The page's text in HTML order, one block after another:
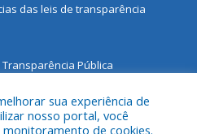
das leis de transparência
Pública
sua experiência de
nosso portal, você
de cookies.